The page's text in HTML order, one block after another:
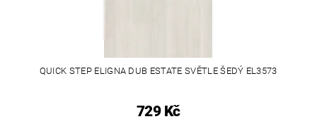
QUICK STEP ELIGNA DUB ESTATE SVĚTLE ŠEDÝ EL3573
729 Kč